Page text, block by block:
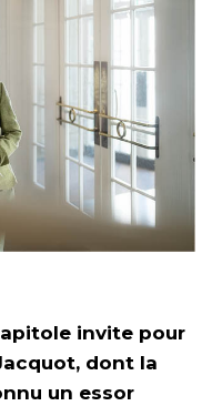
invite pour
dont la
un essor